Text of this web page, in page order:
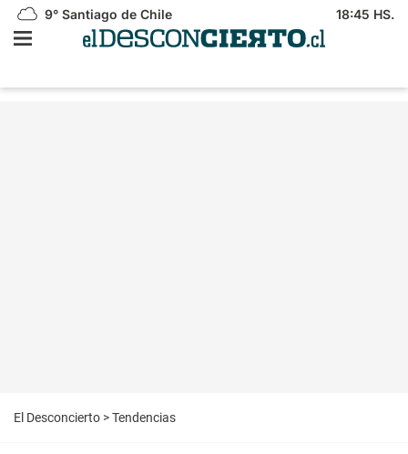
9° Santiago de Chile 18:45 HS.
El Desconcierto >Tendencias